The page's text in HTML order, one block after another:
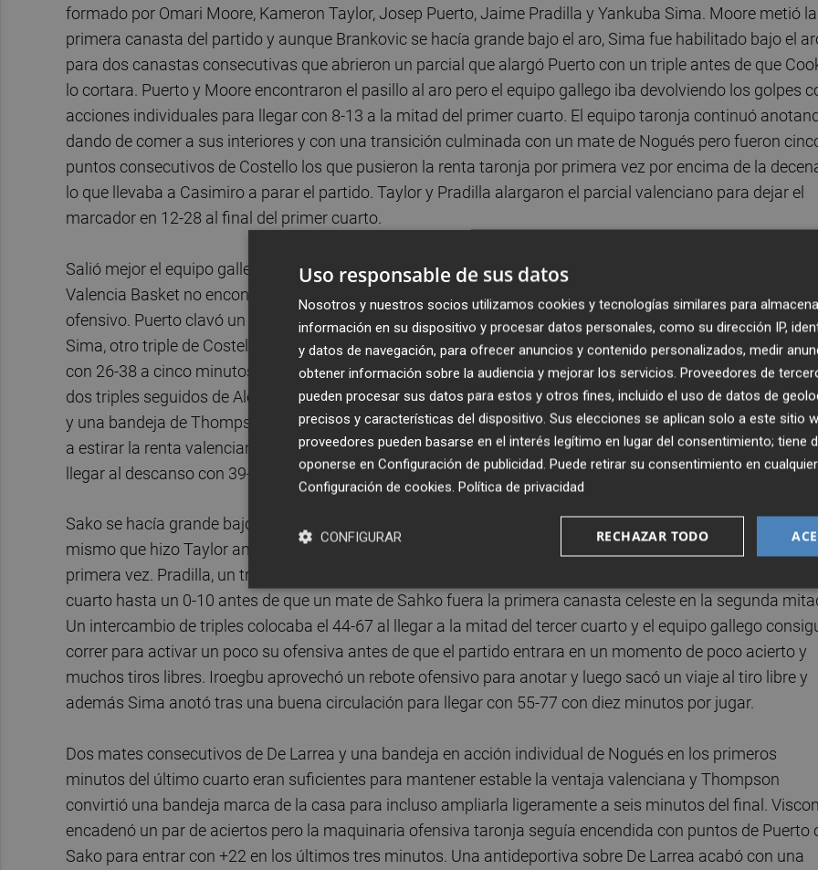
formado por Omari Moore, Kameron Taylor, Josep Puerto, Jaime Pradilla y Yankuba Sima. Moore metió la
primera canasta del partido y aunque Brankovic se hacía grande bajo el aro, Sima fue habilitado bajo el
para dos canastas consecutivas que abrieron un parcial que alargó Puerto con un triple antes de que
lo cortara. Puerto y Moore encontraron el pasillo al aro pero el equipo gallego iba devolviendo los golpes
acciones individuales para llegar con 8-13 a la mitad del primer cuarto. El equipo taronja continuó
dando de comer a sus interiores y con una transición culminada con un mate de Nogués pero fueron
puntos consecutivos de Costello los que pusieron la renta taronja por primera vez por encima de la
lo que llevaba a Casimiro a parar el partido. Taylor y Pradilla alargaron el parcial valenciano para dejar el
marcador en 12-28 al final del primer cuarto.
Salió mejor el equipo gallego al segundo acto y encadenó tres aciertos en ataque y pese a un 2+0 de
Valencia Basket no encontraba acierto en el tiro exterior pese a conseguir nuevas opciones con el rebote
ofensivo. Puerto clavó un triple para romper la mala racha desde detrás del arco y tras dos tiros libres de
Sima, otro triple de Costello volvía a estirar la renta taronja antes de que Cook se lo devolviera para llegar
con 26-38 a cinco minutos para el descanso. De Larrea e Iroegbu estrenaron su cuenta anotadora y
dos triples seguidos de Alonso mantenían en la decena de desventaja al equipo gallego, Reuvers bajo el
y una bandeja de Thompson para que los doce jugadores hubiesen anotado al paso por el minuto 18
a estirar la renta valenciana. Un 2+1 de Reuvers fue replicado por un triple sobre la bocina de Alonso para
llegar al descanso con 39-54.
Sako se hacía grande bajo los dos aros y convertía la primera de la segunda mitad tras rebote ofensivo, lo
mismo que hizo Taylor antes de que el propio Neal desde el tiro libre pusiera la veintena de ventaja por
primera vez. Pradilla, un triple de Costello y Moore desde el tiro libre alargaron el parcial de salida del
cuarto hasta un 0-10 antes de que un mate de Sahko fuera la primera canasta celeste en la segunda
Un intercambio de triples colocaba el 44-67 al llegar a la mitad del tercer cuarto y el equipo gallego
correr para activar un poco su ofensiva antes de que el partido entrara en un momento de poco acierto y
muchos tiros libres. Iroegbu aprovechó un rebote ofensivo para anotar y luego sacó un viaje al tiro libre y
además Sima anotó tras una buena circulación para llegar con 55-77 con diez minutos por jugar.
Dos mates consecutivos de De Larrea y una bandeja en acción individual de Nogués en los primeros
minutos del último cuarto eran suficientes para mantener estable la ventaja valenciana y Thompson
convirtió una bandeja marca de la casa para incluso ampliarla ligeramente a seis minutos del final.
encadenó un par de aciertos pero la maquinaria ofensiva taronja seguía encendida con puntos de Puerto
Sako para entrar con +22 en los últimos tres minutos. Una antideportiva sobre De Larrea acabó con una
Uso responsable de sus datos
Nosotros y nuestros socios utilizamos cookies y tecnologías similares para
información en su dispositivo y procesar datos personales, como su dirección IP,
y datos de navegación, para ofrecer anuncios y contenido personalizados, medir
obtener información sobre la audiencia y mejorar los servicios. Proveedores de
pueden procesar sus datos para estos y otros fines, incluido el uso de datos de
precisos y características del dispositivo. Sus elecciones se aplican solo a este sitio
proveedores pueden basarse en el interés legítimo en lugar del consentimiento; tiene
oponerse en Configuración de publicidad. Puede retirar su consentimiento en
Configuración de cookies. Política de privacidad
RECHAZAR TODO
CONFIGURAR